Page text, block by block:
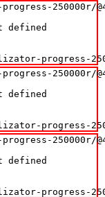
250000r/
defined
progress-
250000r/
defined
progress-
250000r/
defined
progress-